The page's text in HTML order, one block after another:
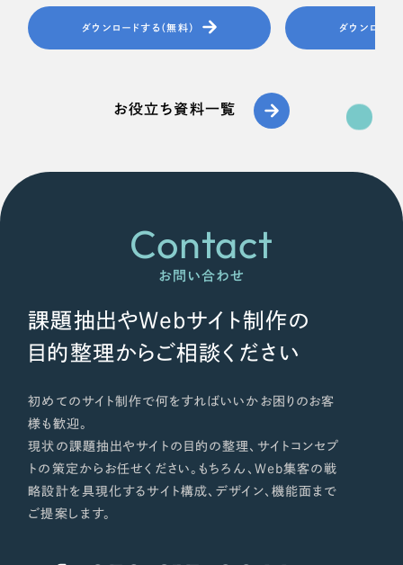
ダウンロードする（無料） ダウンロード
お役立ち資料一覧
Contact
お問い合わせ
課題抽出やWebサイト制作の
目的整理からご相談ください
初めてのサイト制作で何をすればいいかお困りのお客
様も歓迎。
現状の課題抽出やサイトの目的の整理、サイトコンセプ
トの策定からお任せください。もちろん、Web集客の戦
略設計を具現化するサイト構成、デザイン、機能面まで
ご提案します。